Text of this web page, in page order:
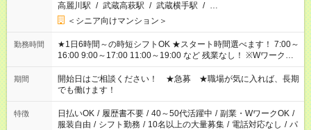
高麗川駅 / 武蔵高萩駅 / 武蔵横手駅 / …
＜シニア向けマンション＞
勤務時間
★1日6時間～の時短シフトOK ★スタート時間選べます！ 7:00～
16:00 9:00～17:00 11:00～19:00 など 残業なし！ ※Wワークの
場合、他のお仕事と合わせ週40時間超の就業はご案内できませ
ん ※法令に基づき、週20時間以上勤務は社会保険への加入対象
となります ※労働者派遣法（日雇い派遣の原則禁止）により、
短時間・短期間の就業はご案内が難しい場合があります
期間
開始日はご相談ください！ ★急募 ★職場が気に入れば、長期
でも働けます！
特徴 日払いOK / 履歴書不要 / 40～50代活躍中 / 副業・WワークOK /
服装自由 / シフト勤務 / 10名以上の大量募集 / 電話対応なし / パ